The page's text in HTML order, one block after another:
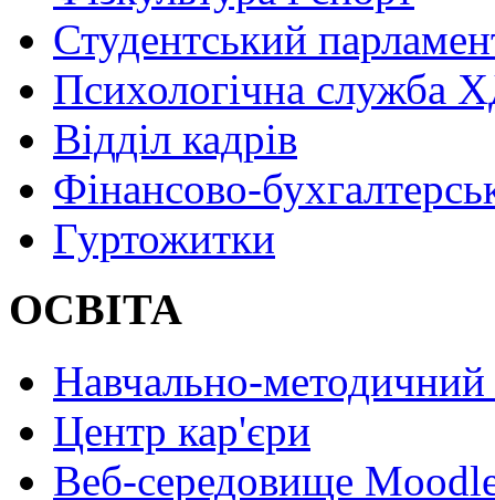
Студентський
Психологічна служба
Відділ кадрів
Фінансово-
Гуртожитки
ОСВІТА
Навчально-методичний
Центр кар'єри
Веб-середовище